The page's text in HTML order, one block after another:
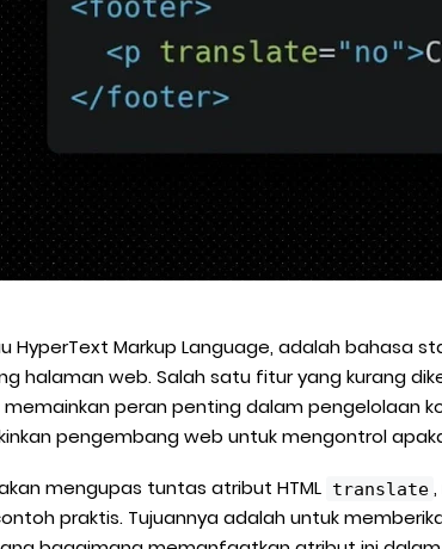
HyperText Markup Language, adalah bahasa
halaman web. Salah satu fitur yang kurang
memainkan peran penting dalam pengelolaan
pengembang web untuk mengontrol
mengupas tuntas atribut HTML translate
praktis. Tujuannya adalah untuk